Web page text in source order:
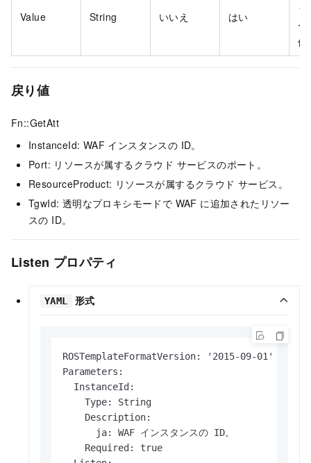
Value String いいえ はい
ー
値
戻り値
Fn::GetAtt
InstanceId: WAF インスタンスの ID。
Port: リソースが属するクラウド サービスのポート。
ResourceProduct: リソースが属するクラウド サービス。
TgwId: 透明なプロキシモードで WAF に追加されたリソー
スの ID。
Listen プロパティ
YAML 形式
ROSTemplateFormatVersion: '2015-09-01'
Parameters:
  InstanceId:
    Type: String
    Description:
      ja: WAF インスタンスの ID。
    Required: true